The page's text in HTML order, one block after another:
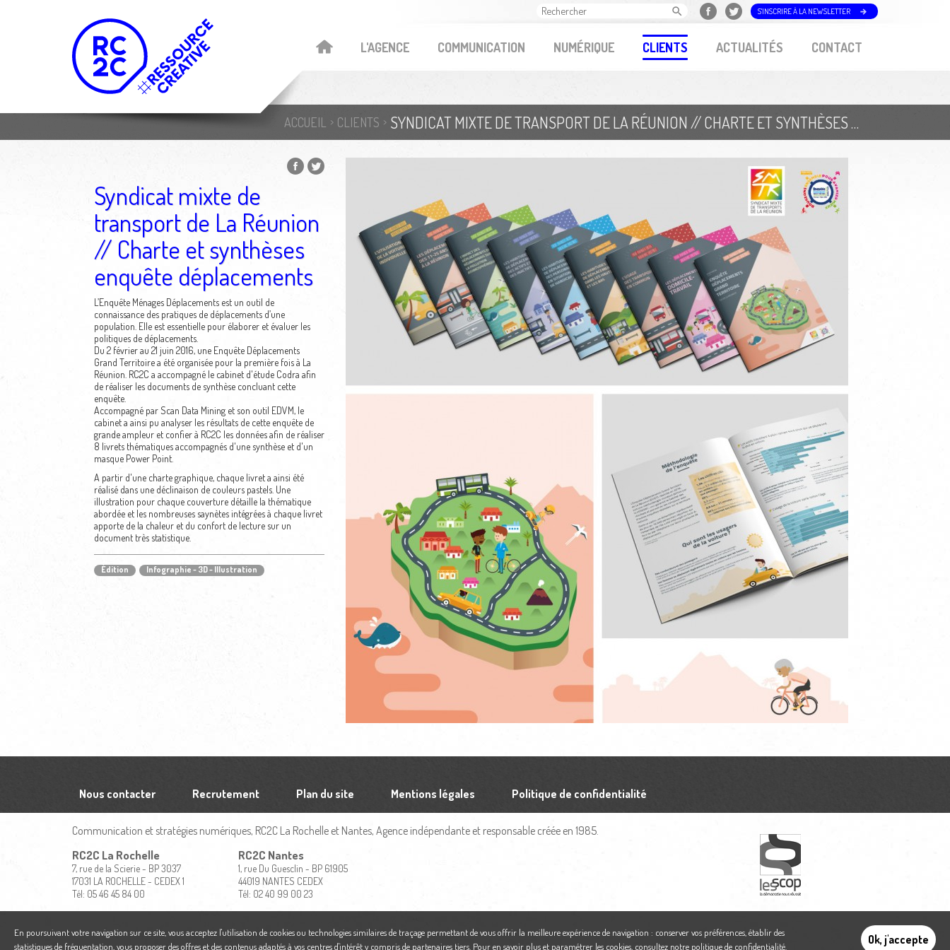
L'AGENCE COMMUNICATION NUMÉRIQUE CLIENTS ACTUALITÉS CONTACT
S'INSCRIRE À LA NEWSLETTER
ACCUEIL CLIENTS SYNDICAT MIXTE DE TRANSPORT DE LA RÉUNION // CHARTE ET SYNTHÈSES ENQUÊTE DÉPLACEMENTS
Syndicat mixte de
transport de La Réunion
// Charte et synthèses
enquête déplacements
L’Enquête Ménages Déplacements est un outil de
connaissance des pratiques de déplacements d’une
population. Elle est essentielle pour élaborer et évaluer les
politiques de déplacements.
Du 2 février au 21 juin 2016, une Enquête Déplacements
Grand Territoire a été organisée pour la première fois à La
Réunion. RC2C a accompagné le cabinet d'étude Codra afin
de réaliser les documents de synthèse concluant cette
enquête.
Accompagné par Scan Data Mining et son outil EDVM, le
cabinet a ainsi pu analyser les résultats de cette enquête de
grande ampleur et confier à RC2C les données afin de réaliser
8 livrets thématiques accompagnés d'une synthèse et d'un
masque Power Point.
A partir d'une charte graphique, chaque livret a ainsi été
réalisé dans une déclinaison de couleurs pastels. Une
illustration pour chaque couverture détaille la thématique
abordée et les nombreuses saynètes intégrées à chaque livret
apporte de la chaleur et du confort de lecture sur un
document très statistique.
Édition Infographie - 3D - Illustration
Nous contacter Recrutement Plan du site Mentions légales Politique de confidentialité
Communication et stratégies numériques, RC2C La Rochelle et Nantes, Agence indépendante et responsable créée en 1985.
RC2C La Rochelle
7, rue de la Scierie - BP 3037
17031 LA ROCHELLE - CEDEX 1
Tél: 05 46 45 84 00
RC2C Nantes
1, rue Du Guesclin - BP 61905
44019 NANTES CEDEX
Tél: 02 40 99 00 23
En poursuivant votre navigation sur ce site, vous acceptez l'utilisation de cookies ou technologies similaires de traçage permettant de vous offrir la meilleure expérience de navigation : conserver vos préférences, établir des
statistiques de fréquentation, vous proposer des offres et des contenus adaptés à vos centres d'intérêt y compris de partenaires tiers. Pour en savoir plus et paramétrer les cookies, consultez notre politique de confidentialité Ok, j'accepte